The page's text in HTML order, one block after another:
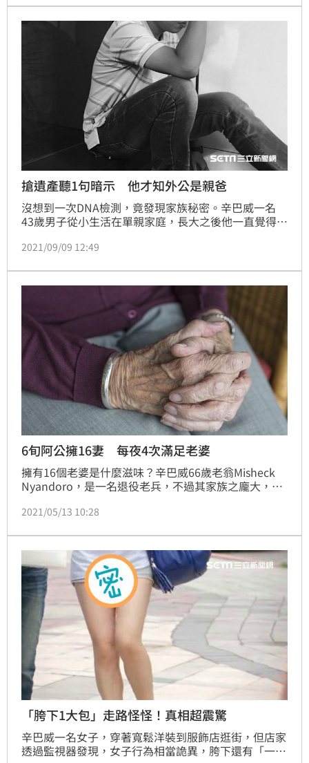
死亡。近期法院審理出爐，男子被依過失殺人罪，判有
期徒刑8年、緩刑1年。
搶遺產聽1句暗示 他才知外公是親爸
沒想到一次DNA檢測，竟發現家族秘密。辛巴威一名
43歲男子從小生活在單親家庭，長大之後他一直覺得有
己的外公竟是親生父親，且曾經侵犯過媽媽，讓他不敢
2021/09/09 12:49
6旬阿公擁16妻 每夜4次滿足老婆
擁有16個老婆是什麼滋味？辛巴威66歲老翁Misheck
Nyandoro，是一名退役老兵，不過其家族之龐大，讓
子，生下超過150名小孩，而他也自豪，每天的任務就
妻子，生下1000個孩子，讓人咋舌。
2021/05/13 10:28
「胯下1大包」走路怪怪！真相超震驚
辛巴威一名女子，穿著寬鬆洋裝到服飾店逛街，但店家
透過監視器發現，女子行為相當詭異，胯下還有「一大